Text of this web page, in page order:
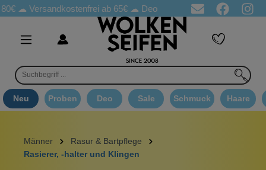
Versandkostenfrei ab 65€☁ Deo Proben in jeder Bestellung
Neu Proben Deo Sale Schmuck Haare
Männer
Rasur & Bartpflege
Rasierer, -halter und Klingen